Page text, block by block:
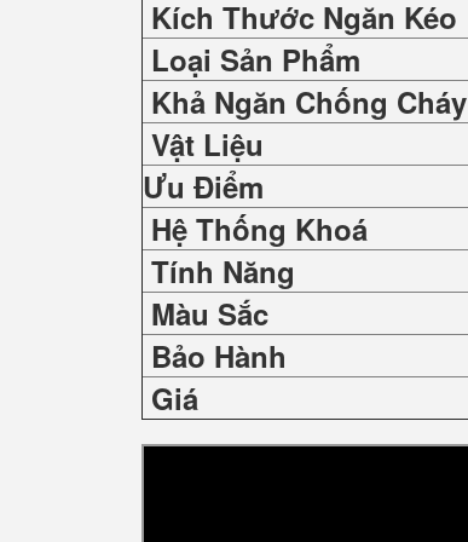
Kích Thước Ngăn Kéo
Loại Sản Phẩm
Khả Ngăn Chống Cháy
Vật Liệu
Ưu Điểm
Hệ Thống Khoá
Tính Năng
Màu Sắc
Bảo Hành
Giá